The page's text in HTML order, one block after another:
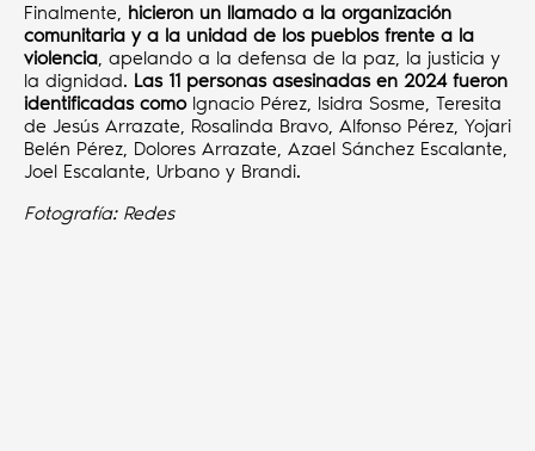
Finalmente, hicieron un llamado a la organización
comunitaria y a la unidad de los pueblos frente a la
violencia, apelando a la defensa de la paz, la justicia y
la dignidad. Las 11 personas asesinadas en 2024 fueron
identificadas comoIgnacio Pérez, Isidra Sosme, Teresita
de Jesús Arrazate, Rosalinda Bravo, Alfonso Pérez, Yojari
Belén Pérez, Dolores Arrazate, Azael Sánchez Escalante,
Joel Escalante, Urbano y Brandi.
Fotografía: Redes